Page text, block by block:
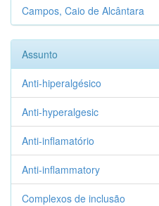
Campos, Caio de Alcântara
Assunto
Anti-hiperalgésico
Anti-hyperalgesic
Anti-inflamatório
Anti-inflammatory
Complexos de inclusão